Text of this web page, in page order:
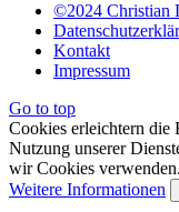
©2024 Christian
Kontakt
Impressum
Go to top
Cookies erleichtern die
Nutzung unserer
wir Cookies verwenden.
Weitere Informationen